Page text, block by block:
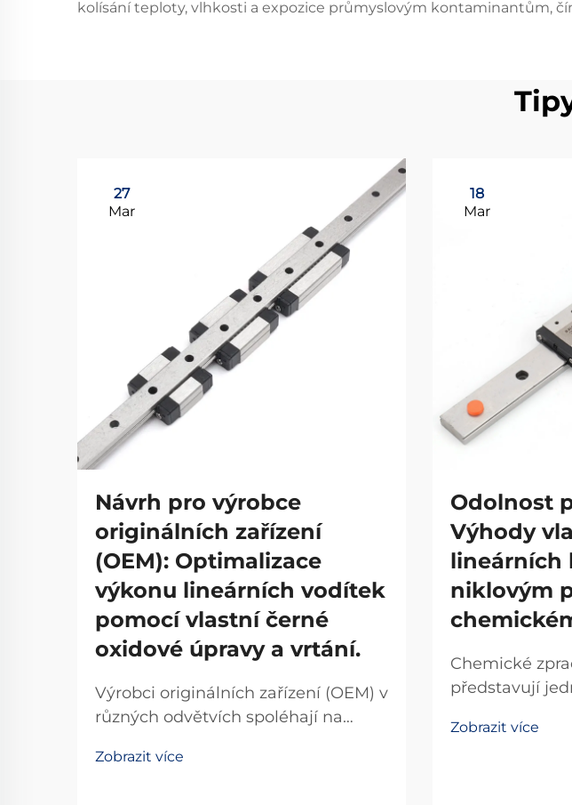
kolísání teploty, vlhkosti a expozice průmyslovým kontaminantům,
27
Mar
Návrh pro výrobce
originálních zařízení
(OEM): Optimalizace
výkonu lineárních vodítek
pomocí vlastní černé
oxidové úpravy a vrtání.
Výrobci originálních zařízení (OEM) v
různých odvětvích spoléhají na
vynikající výkon svých strojů a
Zobrazit více
18
Mar
Odolnost
Výhody
lineárních
niklovým
Chemické
představují
komponenty.
Zobrazit více